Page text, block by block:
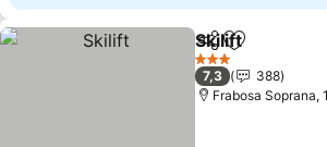
Dela Lägg till i
Skilift
3 Stjärnor
7,3
388
Frabosa Soprana,